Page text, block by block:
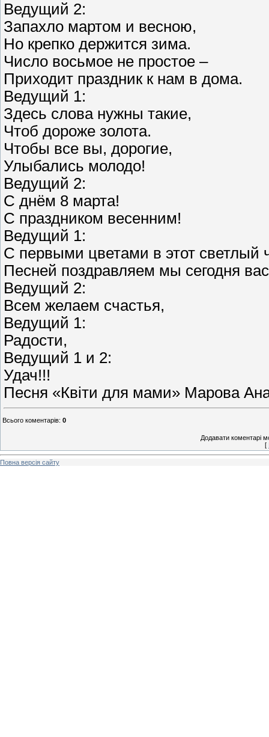
Ведущий 2:
Запахло мартом и весною,
Но крепко держится зима.
Число восьмое не простое –
Приходит праздник к нам в дома.
Ведущий 1:
Здесь слова нужны такие,
Чтоб дороже золота.
Чтобы все вы, дорогие,
Улыбались молодо!
Ведущий 2:
С днём 8 марта!
С праздником весенним!
Ведущий 1:
С первыми цветами в этот светлый
Песней поздравляем мы сегодня
Ведущий 2:
Всем желаем счастья,
Ведущий 1:
Радости,
Ведущий 1 и 2:
Удач!!!
Песня «Квіти для мами» Марова
Всього коментарів: 0
Додавати коментарі
[
Повна версія сайту